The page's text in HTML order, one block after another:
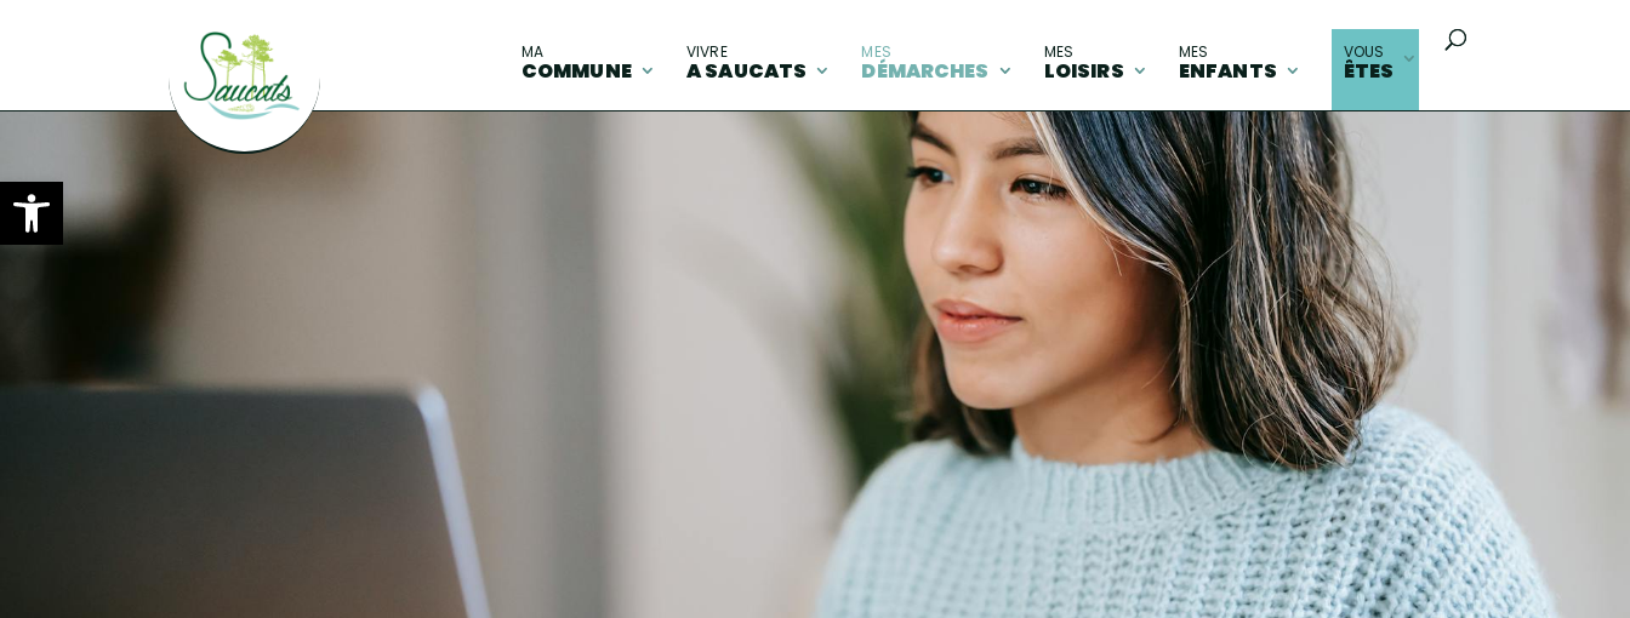
Ouvrir la barre d’outils
MA
COMMUNE
VIVRE
A SAUCATS
MES
DÉMARCHES
MES
LOISIRS
MES
ENFANTS
VOUS
ÊTES